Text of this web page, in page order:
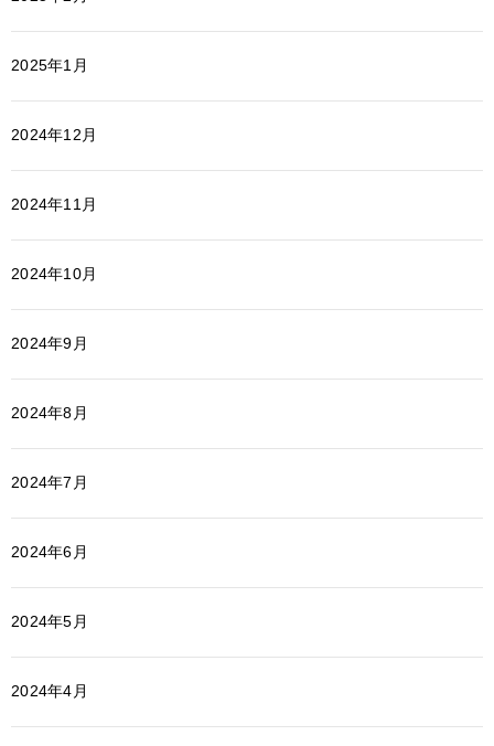
2025年1月
2024年12月
2024年11月
2024年10月
2024年9月
2024年8月
2024年7月
2024年6月
2024年5月
2024年4月